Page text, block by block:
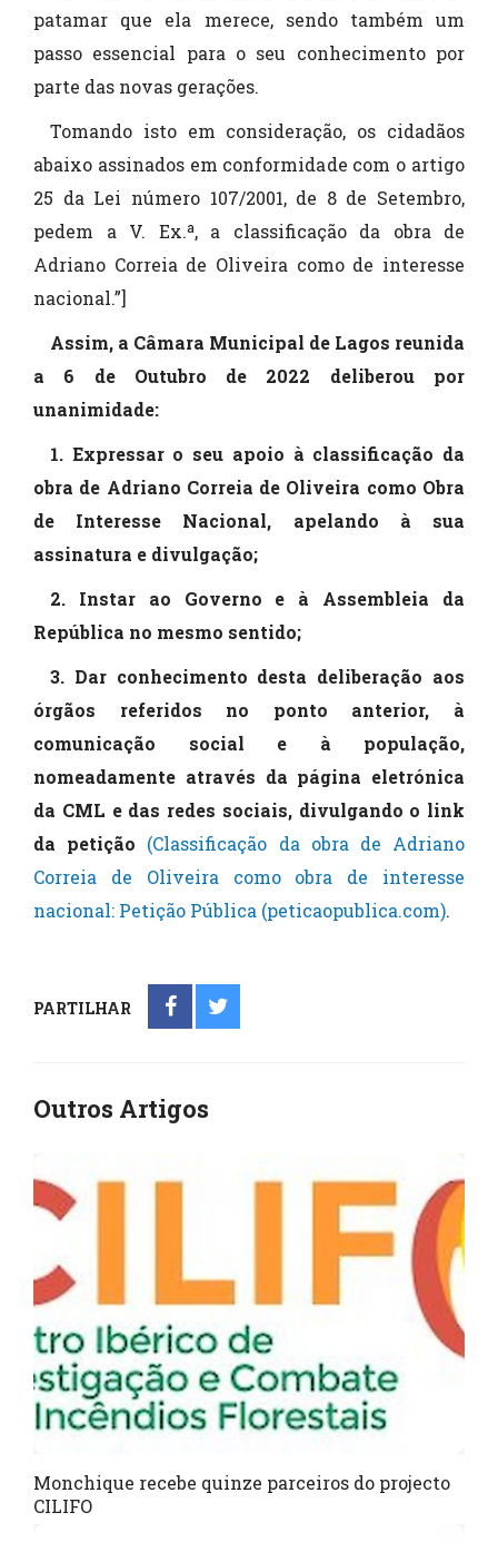
patamar que ela merece, sendo também um
passo essencial para o seu conhecimento por
parte das novas gerações.
Tomando isto em consideração, os cidadãos
abaixo assinados em conformidade com o artigo
25 da Lei número 107/2001, de 8 de Setembro,
pedem a V. Ex.ª, a classificação da obra de
Adriano Correia de Oliveira como de interesse
nacional.”]
Assim, a Câmara Municipal de Lagos reunida
a 6 de Outubro de 2022 deliberou por
unanimidade:
1. Expressar o seu apoio à classificação da
obra de Adriano Correia de Oliveira como Obra
de Interesse Nacional, apelando à sua
assinatura e divulgação;
2. Instar ao Governo e à Assembleia da
República no mesmo sentido;
3. Dar conhecimento desta deliberação aos
órgãos referidos no ponto anterior, à
comunicação social e à população,
nomeadamente através da página eletrónica
da CML e das redes sociais, divulgando o link
da petição (Classificação da obra de Adriano
Correia de Oliveira como obra de interesse
nacional: Petição Pública (peticaopublica.com).
PARTILHAR
Outros Artigos
Monchique recebe quinze parceiros do projecto
CILIFO